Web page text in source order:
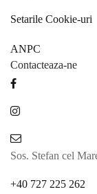
Setarile Cookie-uri
ANPC
Contacteaza-ne
Sos. Stefan cel
+40 727 225 262